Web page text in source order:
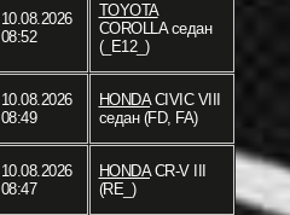
10.08.2026
08:52
TOYOTA
COROLLA седан
(_E12_)
10.08.2026
08:49
HONDACIVIC VIII
седан (FD, FA)
10.08.2026
08:47
HONDACR-V III
(RE_)